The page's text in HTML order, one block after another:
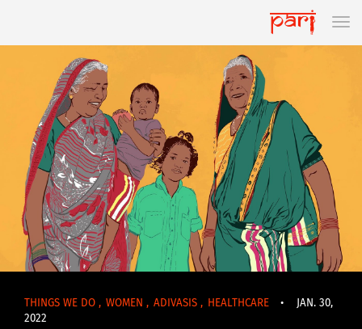
THINGS WE DO , WOMEN , ADIVASIS , HEALTHCARE •
JAN. 30,
2022